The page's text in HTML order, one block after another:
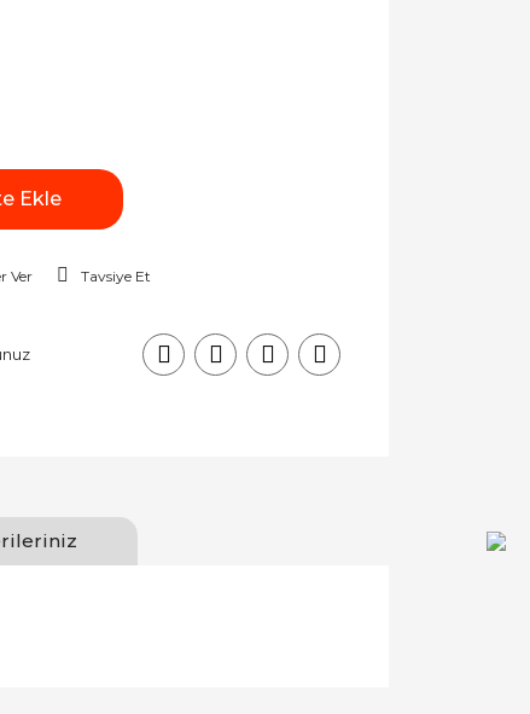
Ekle
Ver Tavsiye Et